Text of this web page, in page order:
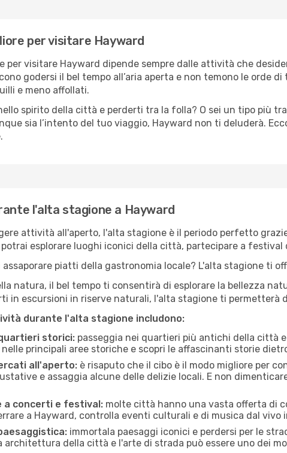
per visitare Hayward
per visitare Hayward dipende sempre dalle attività che
godersi il bel tempo all’aria aperta e non temono le orde
e meno affollati.
spirito della città e perderti tra la folla? O sei un tipo più
sia l’intento del tuo viaggio, Hayward non ti deluderà.
l'alta stagione a Hayward
attività all'aperto, l'alta stagione è il periodo perfetto
esplorare luoghi iconici della città, partecipare a
assaporare piatti della gastronomia locale? L'alta stagione ti
natura, il bel tempo ti consentirà di esplorare la bellezza
in escursioni in riserve naturali, l'alta stagione ti permetterà
durante l'alta stagione includono:
storici: passeggia nei quartieri più antichi della città
principali aree storiche e scopri le affascinanti storie
all'aperto: è risaputo che il cibo è il modo migliore per
e assaggia alcune delle delizie locali. E non
a concerti e festival: molte città hanno una vasta offerta di
a Hayward, controlla eventi culturali e di musica dal vivo
immortala paesaggi iconici e perdersi per le
architettura della città e l'arte di strada può essere uno dei